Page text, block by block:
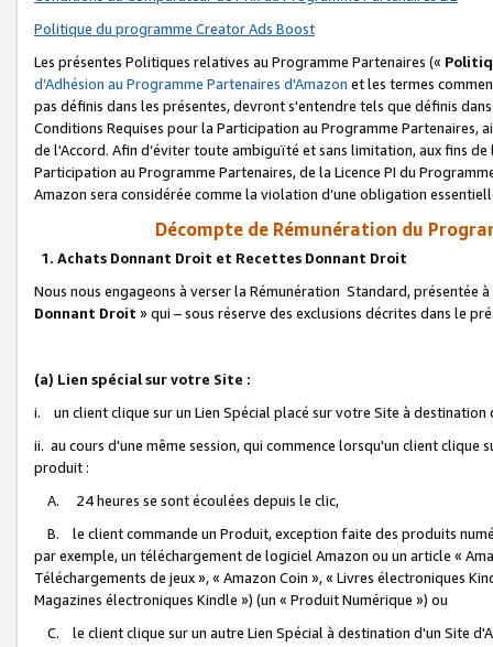
Politique du programme Creator Ads Boost
Les présentes Politiques relatives au Programme Partenaires («
d’Adhésion au Programme Partenaires d'Amazon et les termes
pas définis dans les présentes, devront s'entendre tels que définis
Conditions Requises pour la Participation au Programme Partenaires,
de l'Accord. Afin d’éviter toute ambiguïté et sans limitation, aux fins
Participation au Programme Partenaires, de la Licence PI du
Amazon sera considérée comme la violation d’une obligation
Décompte de Rémunération du
1. Achats Donnant Droit et Recettes Donnant Droit
Nous nous engageons à verser la Rémunération Standard, présentée
Donnant Droit » qui – sous réserve des exclusions décrites dans le
(a) Lien spécial sur votre Site :
i. un client clique sur un Lien Spécial placé sur votre Site à destination
ii. au cours d'une même session, qui commence lorsqu'un client
produit :
A. 24 heures se sont écoulées depuis le clic,
B. le client commande un Produit, exception faite des produits
par exemple, un téléchargement de logiciel Amazon ou un article «
Téléchargements de jeux », « Amazon Coin », « Livres électroniques
Magazines électroniques Kindle ») (un « Produit Numérique ») ou
C. le client clique sur un autre Lien Spécial à destination d'un Site